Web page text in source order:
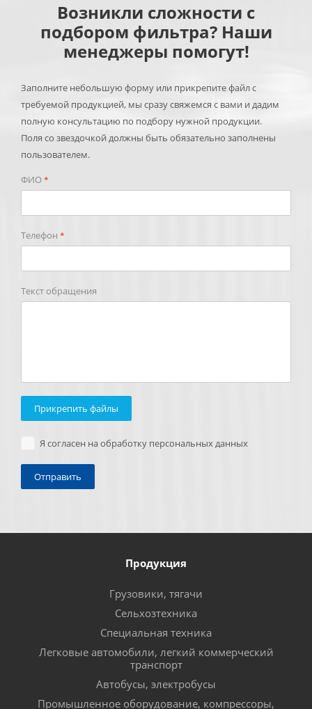
Возникли сложности с
подбором фильтра? Наши
менеджеры помогут!
Заполните небольшую форму или прикрепите файл с
требуемой продукцией, мы сразу свяжемся с вами и дадим
полную консультацию по подбору нужной продукции.
Поля со звездочкой должны быть обязательно заполнены
пользователем.
ФИО*
Телефон *
Текст обращения
Прикрепить файлы
Я согласен на обработку персональных данных
Продукция
Грузовики, тягачи
Сельхозтехника
Специальная техника
Легковые автомобили, легкий коммерческий
транспорт
Автобусы, электробусы
Промышленное оборудование, компрессоры,